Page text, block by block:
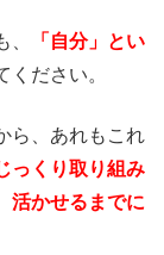
「自分」とい
ください。
ら、あれもこれ
っくり取り組み
活かせるまでに